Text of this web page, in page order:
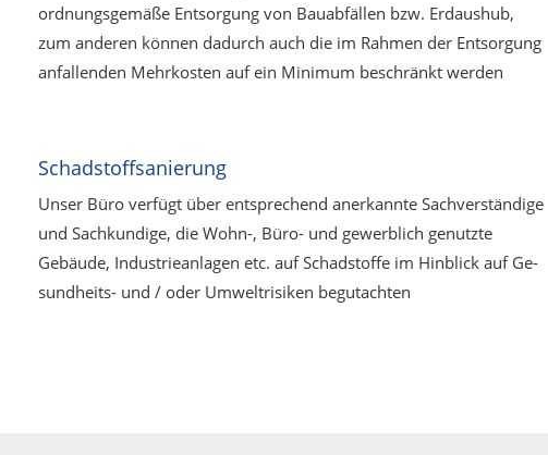
ordnungsgemäße Entsorgung von Bauabfällen bzw. Erdaushub,
zum anderen können dadurch auch die im Rahmen der Entsorgung
anfallenden Mehrkosten auf ein Minimum beschränkt werden
Schadstoffsanierung
Unser Büro verfügt über entsprechend anerkannte Sachverständige
und Sachkundige, die Wohn-, Büro- und gewerb­lich genutzte
Gebäude, Industrieanlagen etc. auf Schadstoffe im Hinblick auf Ge­
sundheits- und / oder Umweltrisiken be­gutachten